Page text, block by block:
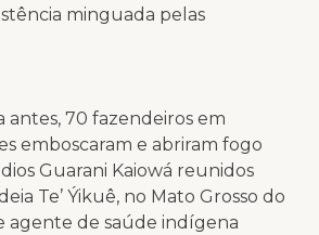
minguada pelas
antes, 70 fazendeiros em
emboscaram e abriram fogo
Guarani Kaiowá reunidos
Te’ Ýikuê, no Mato Grosso do
agente de saúde indígena